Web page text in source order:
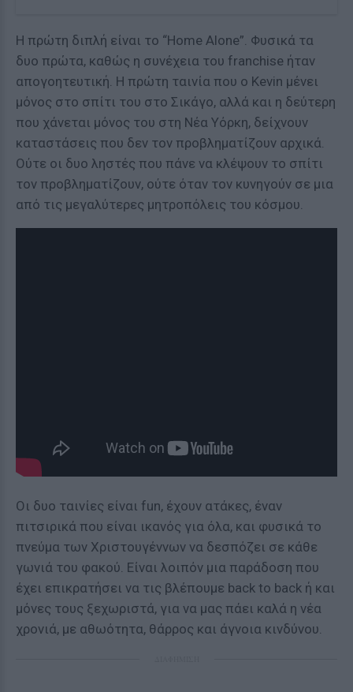
Η πρώτη διπλή είναι το “Home Alone”. Φυσικά τα
δυο πρώτα, καθώς η συνέχεια του franchise ήταν
απογοητευτική. Η πρώτη ταινία που ο Kevin μένει
μόνος στο σπίτι του στο Σικάγο, αλλά και η δεύτερη
που χάνεται μόνος του στη Νέα Υόρκη, δείχνουν
καταστάσεις που δεν τον προβληματίζουν αρχικά.
Ούτε οι δυο ληστές που πάνε να κλέψουν το σπίτι
τον προβληματίζουν, ούτε όταν τον κυνηγούν σε μια
από τις μεγαλύτερες μητροπόλεις του κόσμου.
Οι δυο ταινίες είναι fun, έχουν ατάκες, έναν
πιτσιρικά που είναι ικανός για όλα, και φυσικά το
πνεύμα των Χριστουγέννων να δεσπόζει σε κάθε
γωνιά του φακού. Είναι λοιπόν μια παράδοση που
έχει επικρατήσει να τις βλέπουμε back to back ή και
μόνες τους ξεχωριστά, για να μας πάει καλά η νέα
χρονιά, με αθωότητα, θάρρος και άγνοια κινδύνου.